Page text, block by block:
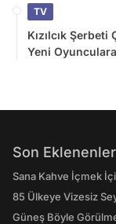
TV
Kızılcık
Yeni
Son Eklenenler
Sana Kahve İçmek
85 Ülkeye Vizesiz
Güneş Böyle